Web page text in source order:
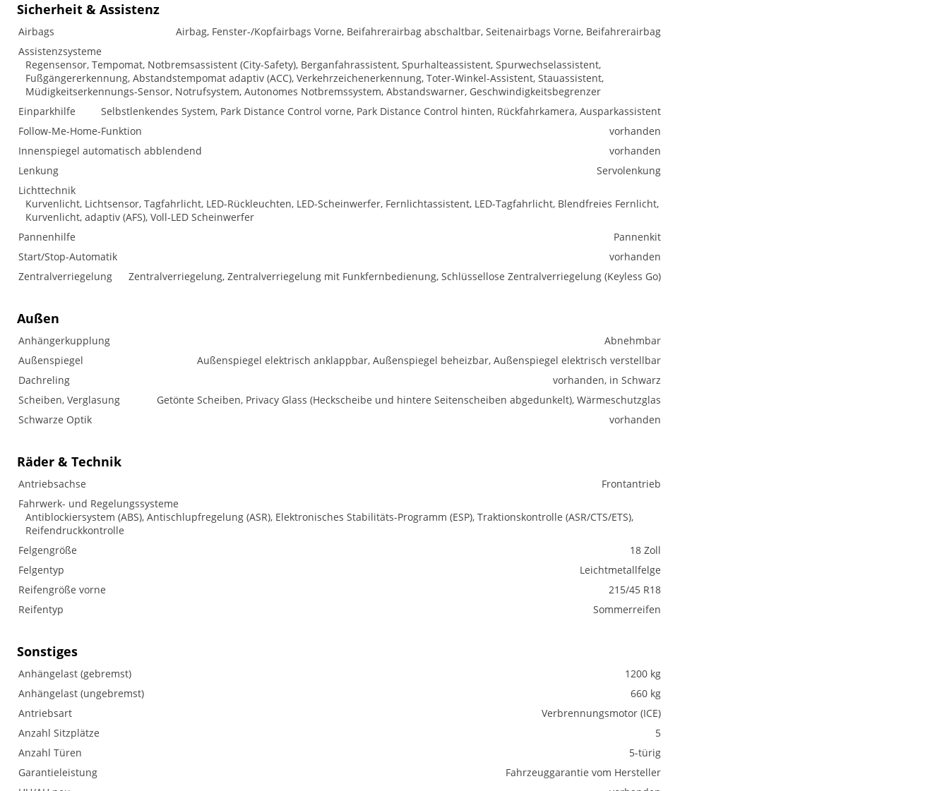
Sicherheit & Assistenz
Airbags
Airbag, Fenster-/Kopfairbags Vorne, Beifahrerairbag abschaltbar, Seitenairbags Vorne, Beifahrerairbag
Assistenzsysteme
Regensensor, Tempomat, Notbremsassistent (City-Safety), Berganfahrassistent, Spurhalteassistent, Spurwechselassistent,
Fußgängererkennung, Abstandstempomat adaptiv (ACC), Verkehrzeichenerkennung, Toter-Winkel-Assistent, Stauassistent,
Müdigkeitserkennungs-Sensor, Notrufsystem, Autonomes Notbremssystem, Abstandswarner, Geschwindigkeitsbegrenzer
Einparkhilfe
Selbstlenkendes System, Park Distance Control vorne, Park Distance Control hinten, Rückfahrkamera, Ausparkassistent
Follow-Me-Home-Funktion
vorhanden
Innenspiegel automatisch abblendend
vorhanden
Lenkung
Servolenkung
Lichttechnik
Kurvenlicht, Lichtsensor, Tagfahrlicht, LED-Rückleuchten, LED-Scheinwerfer, Fernlichtassistent, LED-Tagfahrlicht, Blendfreies Fernlicht,
Kurvenlicht, adaptiv (AFS), Voll-LED Scheinwerfer
Pannenhilfe
Pannenkit
Start/Stop-Automatik
vorhanden
Zentralverriegelung
Zentralverriegelung, Zentralverriegelung mit Funkfernbedienung, Schlüssellose Zentralverriegelung (Keyless Go)
Außen
Anhängerkupplung
Abnehmbar
Außenspiegel
Außenspiegel elektrisch anklappbar, Außenspiegel beheizbar, Außenspiegel elektrisch verstellbar
Dachreling
vorhanden, in Schwarz
Scheiben, Verglasung
Getönte Scheiben, Privacy Glass (Heckscheibe und hintere Seitenscheiben abgedunkelt), Wärmeschutzglas
Schwarze Optik
vorhanden
Räder & Technik
Antriebsachse
Frontantrieb
Fahrwerk- und Regelungssysteme
Antiblockiersystem (ABS), Antischlupfregelung (ASR), Elektronisches Stabilitäts-Programm (ESP), Traktionskontrolle (ASR/CTS/ETS),
Reifendruckkontrolle
Felgengröße
18 Zoll
Felgentyp
Leichtmetallfelge
Reifengröße vorne
215/45 R18
Reifentyp
Sommerreifen
Sonstiges
Anhängelast (gebremst)
1200 kg
Anhängelast (ungebremst)
660 kg
Antriebsart
Verbrennungsmotor (ICE)
Anzahl Sitzplätze
5
Anzahl Türen
5-türig
Garantieleistung
Fahrzeuggarantie vom Hersteller